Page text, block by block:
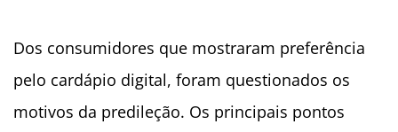
Dos consumidores que mostraram preferência
pelo cardápio digital, foram questionados os
motivos da predileção. Os principais pontos